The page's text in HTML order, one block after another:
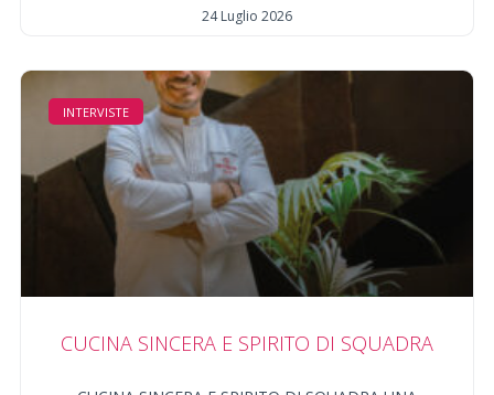
24 Luglio 2026
INTERVISTE
CUCINA SINCERA E SPIRITO DI SQUADRA